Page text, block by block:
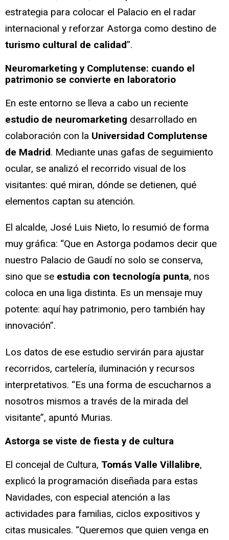
estrategia para colocar el Palacio en el radar
internacional y reforzar Astorga como destino de
turismo cultural de calidad”.
Neuromarketing y Complutense: cuando el
patrimonio se convierte en laboratorio
En este entorno se lleva a cabo un reciente
estudio de neuromarketing desarrollado en
colaboración con la Universidad Complutense
de Madrid. Mediante unas gafas de seguimiento
ocular, se analizó el recorrido visual de los
visitantes: qué miran, dónde se detienen, qué
elementos captan su atención.
El alcalde, José Luis Nieto, lo resumió de forma
muy gráfica: “Que en Astorga podamos decir que
nuestro Palacio de Gaudí no solo se conserva,
sino que se estudia con tecnología punta, nos
coloca en una liga distinta. Es un mensaje muy
potente: aquí hay patrimonio, pero también hay
innovación”.
Los datos de ese estudio servirán para ajustar
recorridos, cartelería, iluminación y recursos
interpretativos. “Es una forma de escucharnos a
nosotros mismos a través de la mirada del
visitante”, apuntó Murias.
Astorga se viste de fiesta y de cultura
El concejal de Cultura, Tomás Valle Villalibre,
explicó la programación diseñada para estas
Navidades, con especial atención a las
actividades para familias, ciclos expositivos y
citas musicales. “Queremos que quien venga en